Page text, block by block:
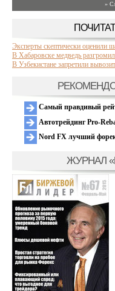
»
Эксперты скептически оценили
В Хабаровске медведь
В Узбекистане запретили
Самый правдивый
Автотрейдинг Pro-
Nord FX лучший
ЖУРНАЛ